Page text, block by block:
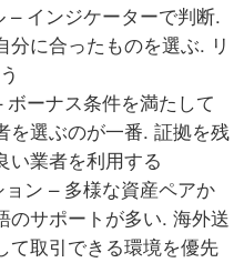
– インジケーターで判断.
分に合ったものを選ぶ. リ
ーナス条件を満たして
を選ぶのが一番. 証拠を残
い業者を利用する
ン – 多様な資産ペアか
のサポートが多い. 海外送
て取引できる環境を優先